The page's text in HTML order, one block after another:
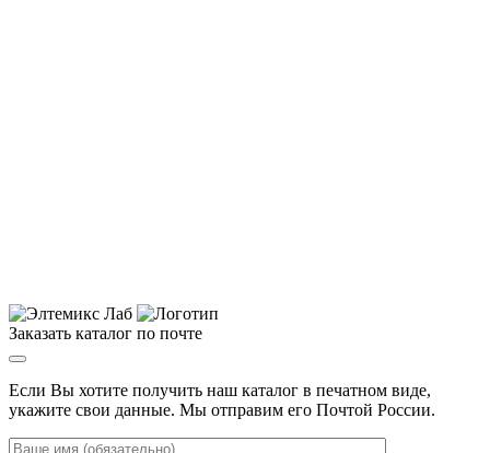
Заказать каталог по почте
Если Вы хотите получить наш каталог в печатном виде,
укажите свои данные. Мы отправим его Почтой России.